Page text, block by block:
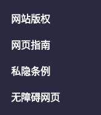
网站版权
网页指南
私隐条例
无障碍网页